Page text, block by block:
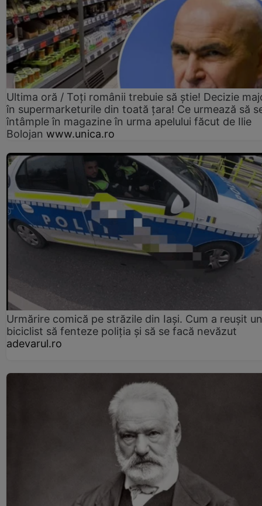
Ultima oră / Toți românii trebuie să știe! Decizie
în supermarketurile din toată țara! Ce urmează să
întâmple în magazine în urma apelului făcut de Ilie
Bolojan www.unica.ro
Urmărire comică pe străzile din Iași. Cum a reușit un
biciclist să fenteze poliția și să se facă nevăzut
adevarul.ro